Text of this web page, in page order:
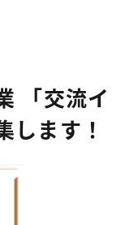
「交流イ
します！